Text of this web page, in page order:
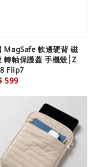
MagSafe 軟邊硬背 磁
轉軸保護蓋 手機殼│Z
Flip7
599